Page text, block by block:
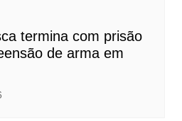
termina com prisão
de arma em